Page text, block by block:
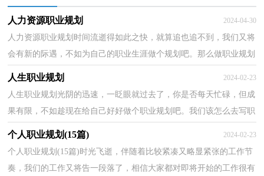
人力资源职业规划 2024-04-30
人力资源职业规划时间流逝得如此之快，就算追也追不到，我们又将
会有新的际遇，不如为自己的职业生涯做个规划吧。那么做职业规划
人生职业规划 2024-02-23
人生职业规划光阴的迅速，一眨眼就过去了，你是否每天忙碌，但成
果有限，不如趁现在给自己好好做个职业规划吧。我们该怎么去写职
个人职业规划(15篇) 2024-02-23
个人职业规划(15篇)时光飞逝，伴随着比较紧凑又略显紧张的工作节
奏，我们的工作又将告一段落了，相信大家都对即将开始的工作很有